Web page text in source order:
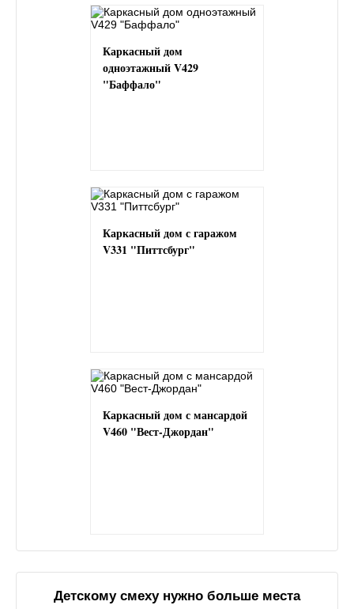
Каркасный дом
одноэтажный V429
"Баффало"
Каркасный дом с гаражом
V331 "Питтсбург"
Каркасный дом с мансардой
V460 "Вест-Джордан"
Детскому смеху нужно больше места